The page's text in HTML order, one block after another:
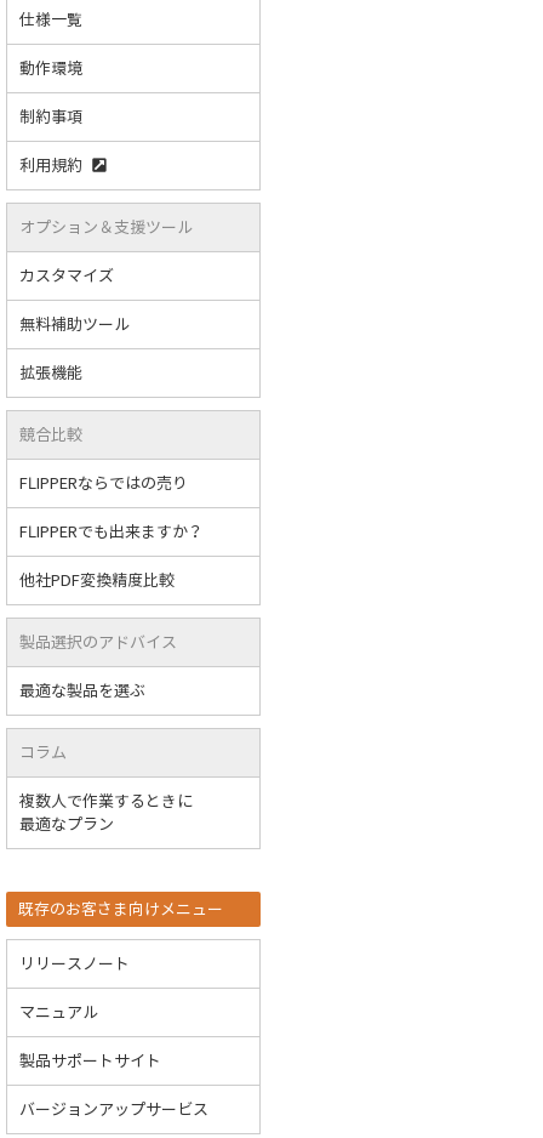
仕様一覧
動作環境
制約事項
利用規約
オプション＆支援ツール
カスタマイズ
無料補助ツール
拡張機能
競合比較
FLIPPERならではの売り
FLIPPERでも出来ますか？
他社PDF変換精度比較
製品選択のアドバイス
最適な製品を選ぶ
コラム
複数人で作業するときに
最適なプラン
既存のお客さま向けメニュー
リリースノート
マニュアル
製品サポートサイト
バージョンアップサービス